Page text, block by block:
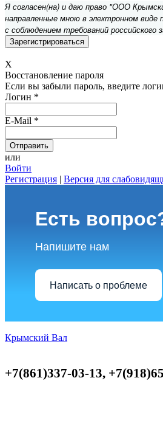
Я согласен(на) и даю право "ООО
направленные мною в электронном виде
с соблюдением требований российского
X
Восстановление пароля
Если вы забыли пароль, введите
Логин *
E-Mail *
или
Войти
Регистрация | Версия для
Есть
Напишите нам
Написать о проблеме
Крымский Вал
+7(861)337-03-13,